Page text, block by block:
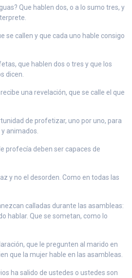
Que hablen dos, o a lo sumo tres, y
se callen y que cada uno hable consigo
que hablen dos o tres y que los
dicen.
una revelación, que se calle el que
de profetizar, uno por uno, para
animados.
profecía deben ser capaces de
y no el desorden. Como en todas las
calladas durante las asambleas:
hablar. Que se sometan, como lo
que le pregunten al marido en
que la mujer hable en las asambleas.
ha salido de ustedes o ustedes son